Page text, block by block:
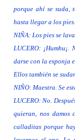
porque ahí se suda,
hasta llegar a los pies.
NIÑA: Los pies se
LUCERO: ¡Humhu¡.
darse con la esponja
Ellos también se
NIÑO: Maestra. Se
LUCERO: No.
quieran, nos damos
calladitas porque